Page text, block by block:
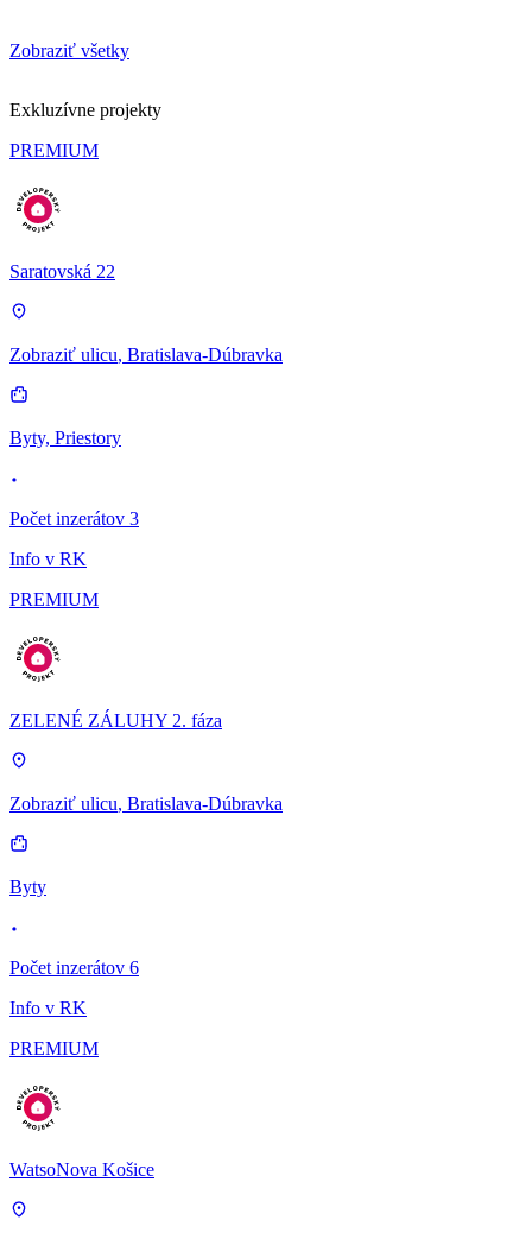
Zobraziť všetky
Exkluzívne projekty
PREMIUM
Saratovská 22
Zobraziť ulicu, Bratislava-Dúbravka
Byty, Priestory
Počet inzerátov 3
Info v RK
PREMIUM
ZELENÉ ZÁLUHY 2. fáza
Zobraziť ulicu, Bratislava-Dúbravka
Byty
Počet inzerátov 6
Info v RK
PREMIUM
WatsoNova Košice